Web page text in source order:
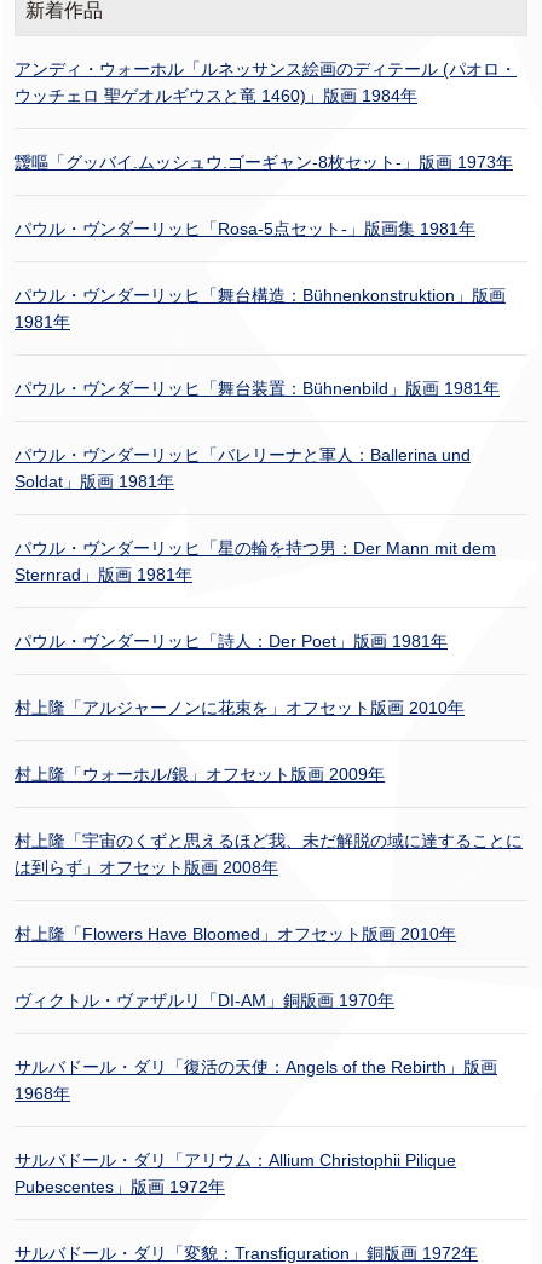
新着作品
アンディ・ウォーホル「ルネッサンス絵画のディテール (パオロ・
ウッチェロ 聖ゲオルギウスと竜 1460)」版画 1984年
靉嘔「グッバイ.ムッシュウ.ゴーギャン-8枚セット-」版画 1973年
パウル・ヴンダーリッヒ「Rosa-5点セット-」版画集 1981年
パウル・ヴンダーリッヒ「舞台構造：Bühnenkonstruktion」版画
1981年
パウル・ヴンダーリッヒ「舞台装置：Bühnenbild」版画 1981年
パウル・ヴンダーリッヒ「バレリーナと軍人：Ballerina und
Soldat」版画 1981年
パウル・ヴンダーリッヒ「星の輪を持つ男：Der Mann mit dem
Sternrad」版画 1981年
パウル・ヴンダーリッヒ「詩人：Der Poet」版画 1981年
村上隆「アルジャーノンに花束を」オフセット版画 2010年
村上隆「ウォーホル/銀」オフセット版画 2009年
村上隆「宇宙のくずと思えるほど我、未だ解脱の域に達することに
は到らず」オフセット版画 2008年
村上隆「Flowers Have Bloomed」オフセット版画 2010年
ヴィクトル・ヴァザルリ「DI-AM」銅版画 1970年
サルバドール・ダリ「復活の天使：Angels of the Rebirth」版画
1968年
サルバドール・ダリ「アリウム：Allium Christophii Pilique
Pubescentes」版画 1972年
サルバドール・ダリ「変貌：Transfiguration」銅版画 1972年